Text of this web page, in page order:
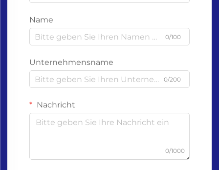
Name
0/100
Unternehmensname
0/200
Nachricht
0/1000